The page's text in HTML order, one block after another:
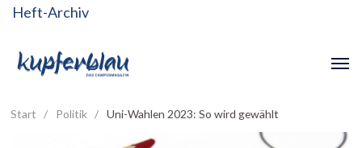
Heft-Archiv
Start / Politik / Uni-Wahlen 2023: So wird gewählt